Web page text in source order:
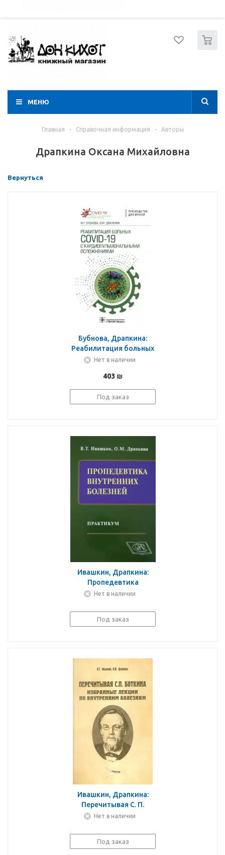
МЕНЮ
Главная - Справочная информация - Авторы
Драпкина Оксана Михайловна
Вернуться
Бубнова, Драпкина:
Реабилитация больных
COVID-19 с
осложнениями.
Руководство
Нет в наличии
403 ₪
Под заказ
Ивашкин, Драпкина:
Пропедевтика
внутренних болезней.
Нет в наличии
Под заказ
Ивашкин, Драпкина:
Перечитывая С. П.
Боткина. Избранные
болезням
Нет в наличии
Под заказ